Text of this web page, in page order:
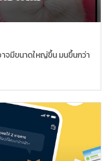
จมีขนาดใหญ่ขึ้น มนขึ้นกว่า